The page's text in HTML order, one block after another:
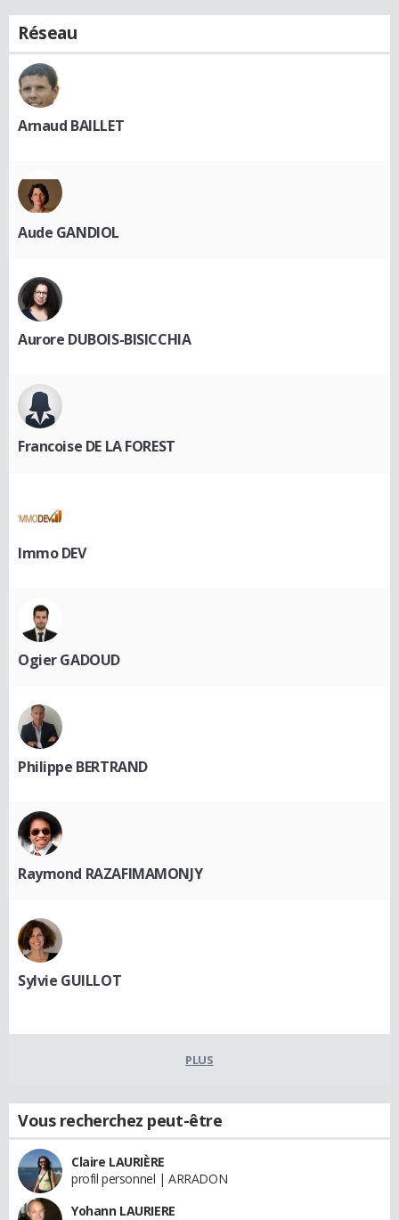
Réseau
Arnaud BAILLET
Aude GANDIOL
Aurore DUBOIS-BISICCHIA
Francoise DE LA FOREST
Immo DEV
Ogier GADOUD
Philippe BERTRAND
Raymond RAZAFIMAMONJY
Sylvie GUILLOT
PLUS
Vous recherchez peut-être
Claire LAURIÈRE
profil personnel | ARRADON
Yohann LAURIERE